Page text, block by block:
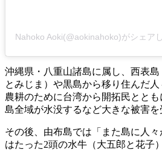
Nahoko Aoki(@aokinahoko)がシェア
沖縄県・八重山諸島に属し、西表
とみじま）や黒島から移り住んだ
農耕のために台湾から開拓民とと
島全域が水没するなど大きな被害
その後、由布島では「また島に人
はたった2頭の水牛（大五郎と花子